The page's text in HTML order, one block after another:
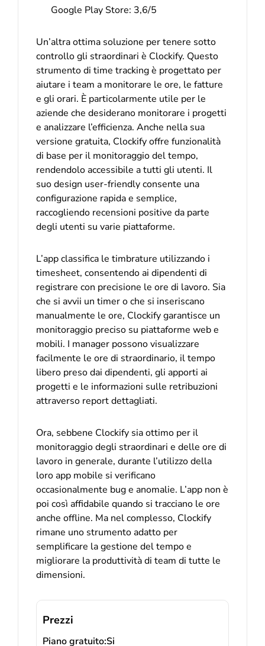
Google Play Store: 3,6/5
Un’altra ottima soluzione per tenere sotto
controllo gli straordinari è Clockify. Questo
strumento di time tracking è progettato per
aiutare i team a monitorare le ore, le fatture
e gli orari. È particolarmente utile per le
aziende che desiderano monitorare i progetti
e analizzare l’efficienza. Anche nella sua
versione gratuita, Clockify offre funzionalità
di base per il monitoraggio del tempo,
rendendolo accessibile a tutti gli utenti. Il
suo design user-friendly consente una
configurazione rapida e semplice,
raccogliendo recensioni positive da parte
degli utenti su varie piattaforme.
L’app classifica le timbrature utilizzando i
timesheet, consentendo ai dipendenti di
registrare con precisione le ore di lavoro. Sia
che si avvii un timer o che si inseriscano
manualmente le ore, Clockify garantisce un
monitoraggio preciso su piattaforme web e
mobili. I manager possono visualizzare
facilmente le ore di straordinario, il tempo
libero preso dai dipendenti, gli apporti ai
progetti e le informazioni sulle retribuzioni
attraverso report dettagliati.
Ora, sebbene Clockify sia ottimo per il
monitoraggio degli straordinari e delle ore di
lavoro in generale, durante l’utilizzo della
loro app mobile si verificano
occasionalmente bug e anomalie. L’app non è
poi così affidabile quando si tracciano le ore
anche offline. Ma nel complesso, Clockify
rimane uno strumento adatto per
semplificare la gestione del tempo e
migliorare la produttività di team di tutte le
dimensioni.
Prezzi
Piano gratuito:Si